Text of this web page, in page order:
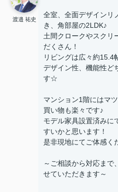
渡邉 祐史
全室、全面デザインリ
き、角部屋の2LDK♪
土間クロークやスクリ
だくさん！
リビングは広々約
デザイン性、機能性ど
す☆
マンション1階にはマ
買い物も楽々です♪
モデル家具設置済みに
すいかと思います！
是非現地にてご体感く
～ご相談から対応まで
せていただきます～